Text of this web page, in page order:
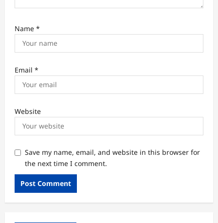
Name *
Email *
Website
Save my name, email, and website in this browser for
the next time I comment.